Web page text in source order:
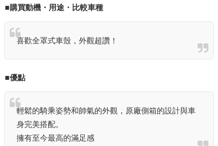
■購買動機・用途・比較車種
喜歡全罩式車殼，外觀超讚！
■優點
輕鬆的騎乘姿勢和帥氣的外觀，原廠側箱的設計與車
身完美搭配。
擁有至今最高的滿足感